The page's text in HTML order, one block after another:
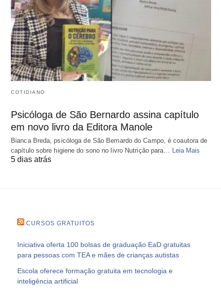
COTIDIANO
Psicóloga de São Bernardo assina capítulo
em novo livro da Editora Manole
Bianca Breda, psicóloga de São Bernardo do Campo, é coautora de
capítulo sobre higiene do sono no livro Nutrição para…
Leia Mais
5 dias atrás
CURSOS GRATUITOS
Iniciativa oferta 100 bolsas de graduação EaD gratuitas
para pessoas com TEA e mães de crianças autistas
Escola oferece formação gratuita em tecnologia e
inteligência artificial